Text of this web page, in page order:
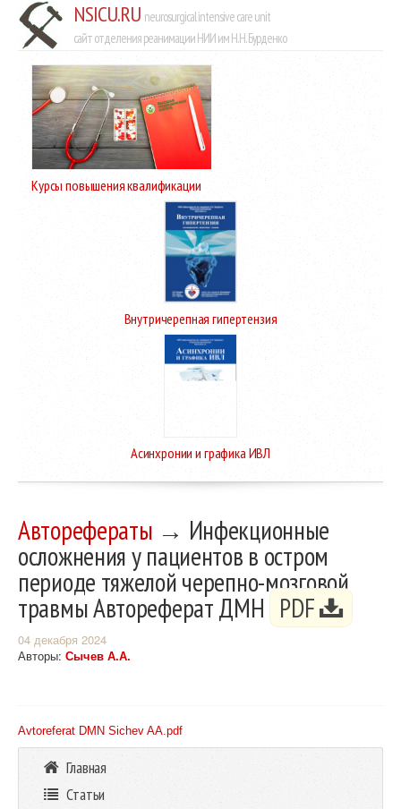
NSICU.RU neurosurgical intensive care unit
сайт отделения реанимации НИИ им Н.Н. Бурденко
Курсы повышения квалификации
Внутричерепная гипертензия
Асинхронии и графика ИВЛ
Авторефераты → Инфекционные
осложнения у пациентов в остром
периоде тяжелой черепно-мозговой
травмы Автореферат ДМН PDF
04 декабря 2024
Авторы: Сычев А.А.
Avtoreferat DMN Sichev AA.pdf
Главная
Статьи